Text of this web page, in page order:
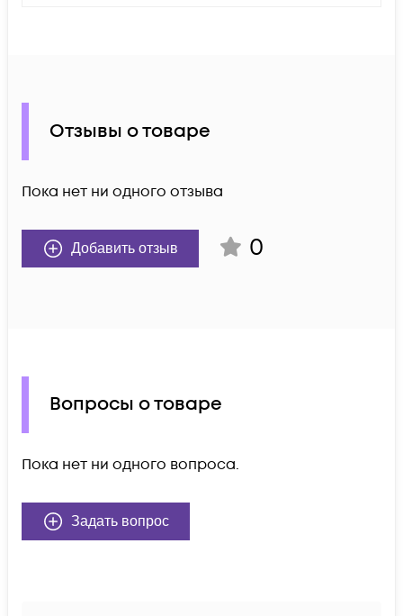
Отзывы о товаре
Пока нет ни одного отзыва
Добавить отзыв 0
Вопросы о товаре
Пока нет ни одного вопроса.
Задать вопрос